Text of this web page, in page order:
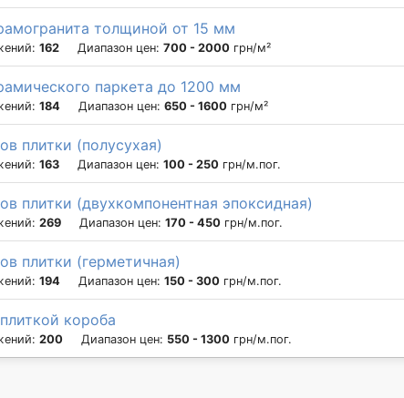
толщиной от 15 мм
162 Диапазон цен: 700 - 2000 грн/м²
паркета до 1200 мм
184 Диапазон цен: 650 - 1600 грн/м²
плитки (полусухая)
163 Диапазон цен: 100 - 250 грн/м.пог.
плитки (двухкомпонентная эпоксидная)
269 Диапазон цен: 170 - 450 грн/м.пог.
плитки (герметичная)
194 Диапазон цен: 150 - 300 грн/м.пог.
короба
200 Диапазон цен: 550 - 1300 грн/м.пог.